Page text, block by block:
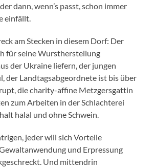
dann, wenn’s passt, schon immer
einfällt.
am Stecken in diesem Dorf: Der
für seine Wurstherstellung
der Ukraine liefern, der jungen
der Landtagsabgeordnete ist bis über
die charity-affine Metzgersgattin
zum Arbeiten in der Schlachterei
halal und ohne Schwein.
jeder will sich Vorteile
und Erpressung
Und mittendrin